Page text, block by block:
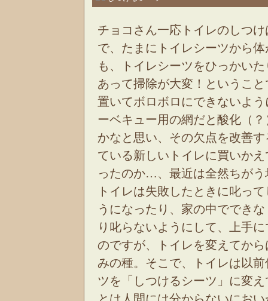
チョコさん一応トイレのしつ
で、たまにトイレシーツから
も、トイレシーツをひっかい
あって掃除が大変！というこ
置いてボロボロにできないよ
ーベキュー用の網だと酸化（
かなと思い、その欠点を改善
ている新しいトイレに買いか
ったのか…、最近は全然ちが
トイレは失敗したときに叱っ
うになったり、家の中ででき
り叱らないようにして、上手
のですが、トイレを変えてか
みの種。そこで、トイレは以
ツを「しつけるシーツ」に変